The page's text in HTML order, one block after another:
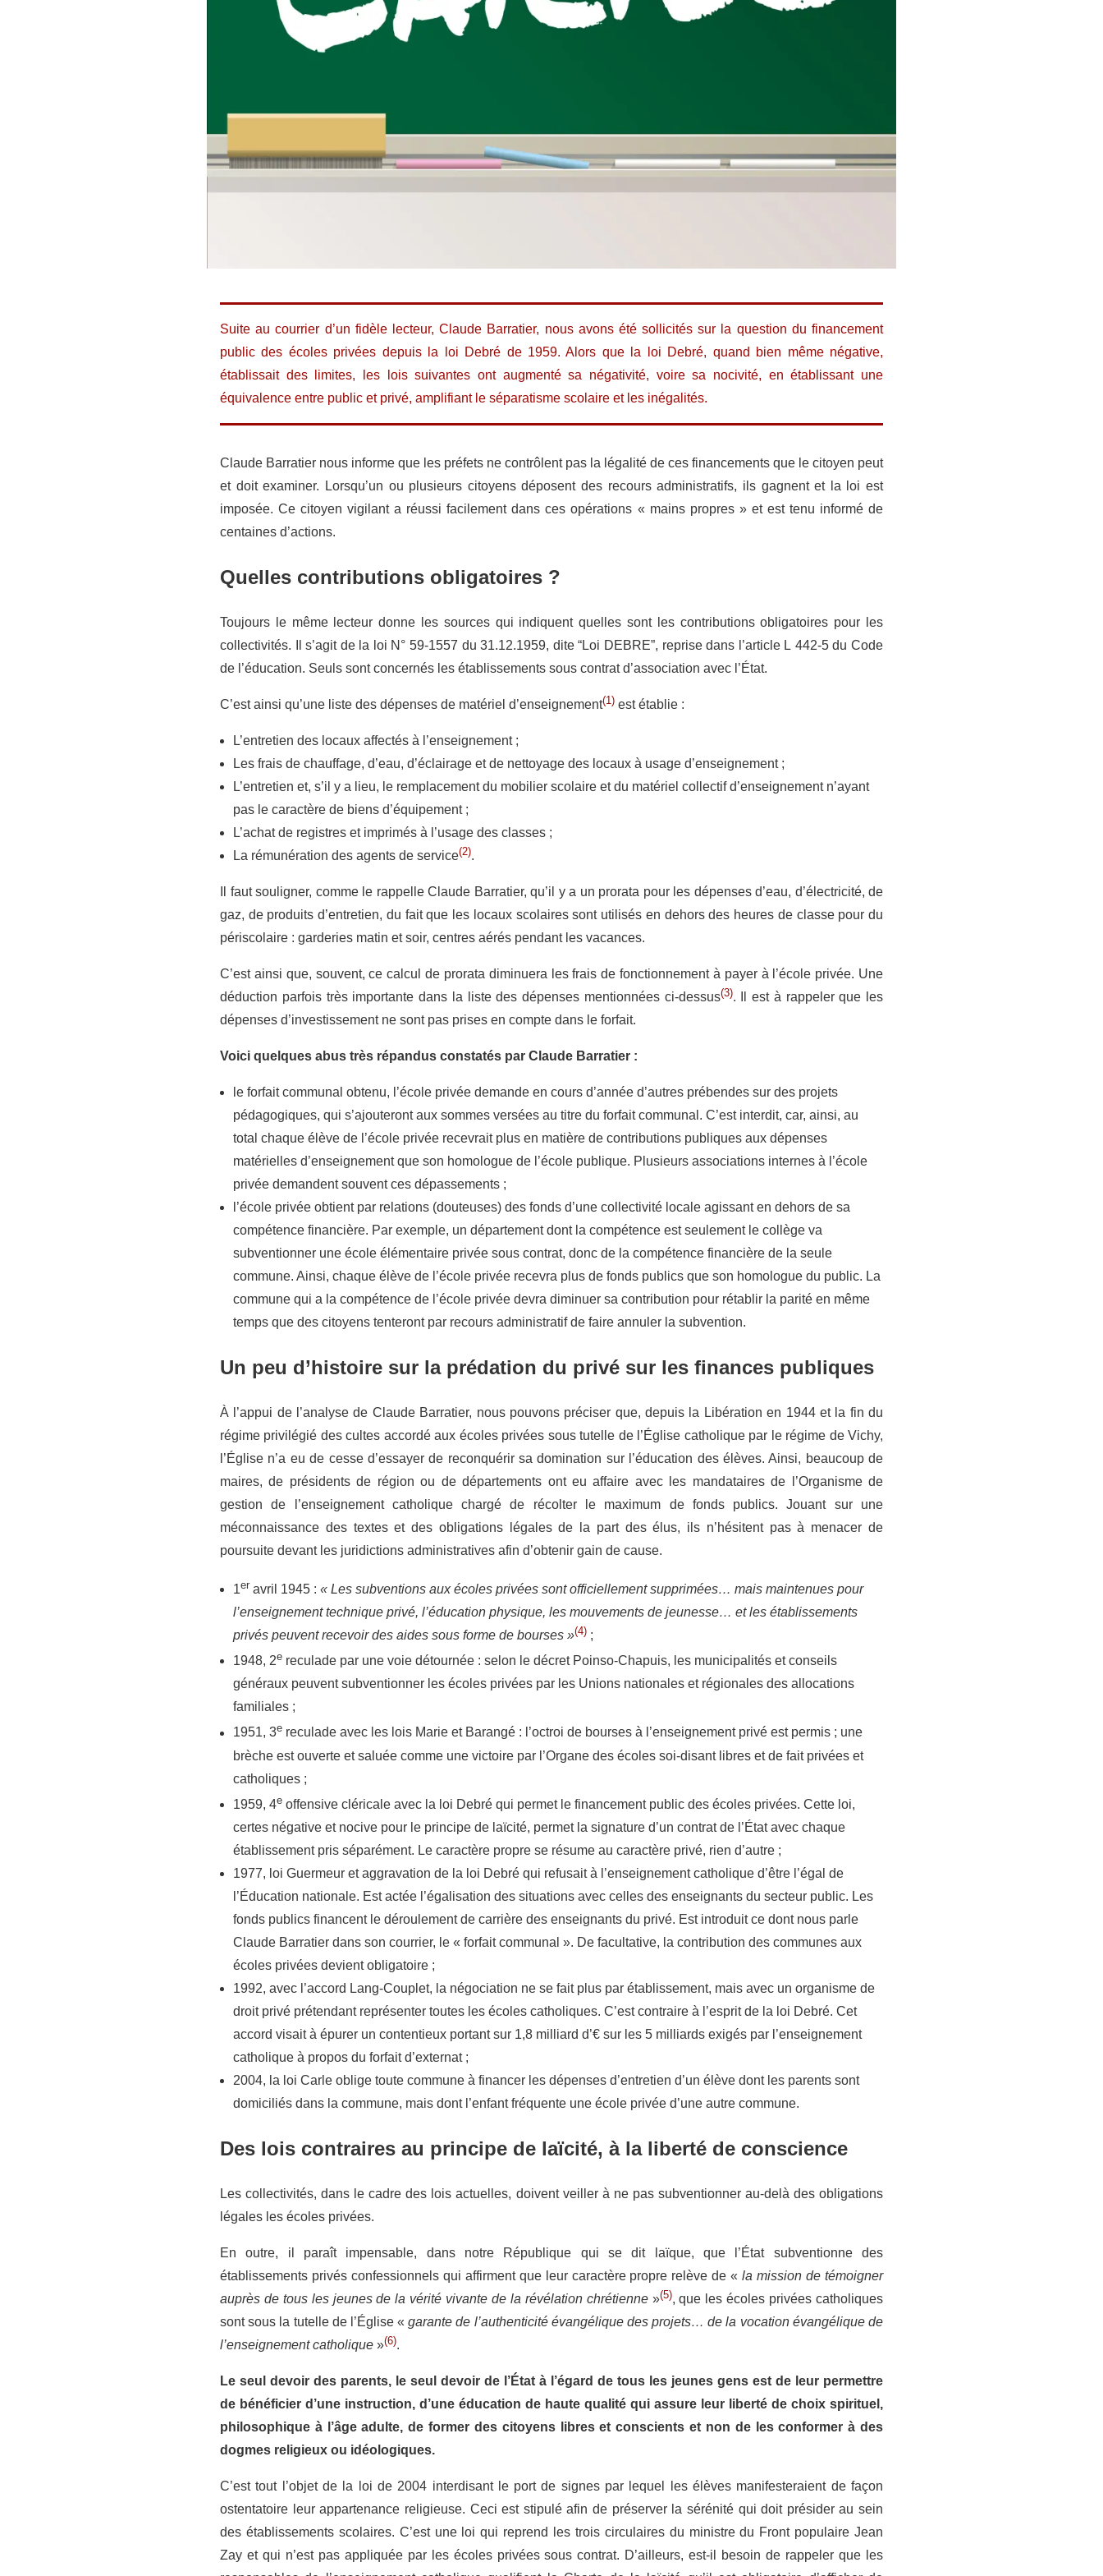
Suite au courrier d’un fidèle lecteur, Claude Barratier, nous avons été sollicités sur la question du financement
public des écoles privées depuis la loi Debré de 1959. Alors que la loi Debré, quand bien même négative,
établissait des limites, les lois suivantes ont augmenté sa négativité, voire sa nocivité, en établissant une
équivalence entre public et privé, amplifiant le séparatisme scolaire et les inégalités.
Claude Barratier nous informe que les préfets ne contrôlent pas la légalité de ces financements que le citoyen peut
et doit examiner. Lorsqu’un ou plusieurs citoyens déposent des recours administratifs, ils gagnent et la loi est
imposée. Ce citoyen vigilant a réussi facilement dans ces opérations « mains propres » et est tenu informé de
centaines d’actions.
Quelles contributions obligatoires ?
Toujours le même lecteur donne les sources qui indiquent quelles sont les contributions obligatoires pour les
collectivités. Il s’agit de la loi N° 59-1557 du 31.12.1959, dite “Loi DEBRE”, reprise dans l’article L 442-5 du Code
de l’éducation. Seuls sont concernés les établissements sous contrat d’association avec l’État.
C’est ainsi qu’une liste des dépenses de matériel d’enseignement(1) est établie :
L’entretien des locaux affectés à l’enseignement ;
Les frais de chauffage, d’eau, d’éclairage et de nettoyage des locaux à usage d’enseignement ;
L’entretien et, s’il y a lieu, le remplacement du mobilier scolaire et du matériel collectif d’enseignement n’ayant
pas le caractère de biens d’équipement ;
L’achat de registres et imprimés à l’usage des classes ;
La rémunération des agents de service(2).
Il faut souligner, comme le rappelle Claude Barratier, qu’il y a un prorata pour les dépenses d’eau, d’électricité, de
gaz, de produits d’entretien, du fait que les locaux scolaires sont utilisés en dehors des heures de classe pour du
périscolaire : garderies matin et soir, centres aérés pendant les vacances.
C’est ainsi que, souvent, ce calcul de prorata diminuera les frais de fonctionnement à payer à l’école privée. Une
déduction parfois très importante dans la liste des dépenses mentionnées ci-dessus(3). Il est à rappeler que les
dépenses d’investissement ne sont pas prises en compte dans le forfait.
Voici quelques abus très répandus constatés par Claude Barratier :
le forfait communal obtenu, l’école privée demande en cours d’année d’autres prébendes sur des projets
pédagogiques, qui s’ajouteront aux sommes versées au titre du forfait communal. C’est interdit, car, ainsi, au
total chaque élève de l’école privée recevrait plus en matière de contributions publiques aux dépenses
matérielles d’enseignement que son homologue de l’école publique. Plusieurs associations internes à l’école
privée demandent souvent ces dépassements ;
l’école privée obtient par relations (douteuses) des fonds d’une collectivité locale agissant en dehors de sa
compétence financière. Par exemple, un département dont la compétence est seulement le collège va
subventionner une école élémentaire privée sous contrat, donc de la compétence financière de la seule
commune. Ainsi, chaque élève de l’école privée recevra plus de fonds publics que son homologue du public. La
commune qui a la compétence de l’école privée devra diminuer sa contribution pour rétablir la parité en même
temps que des citoyens tenteront par recours administratif de faire annuler la subvention.
Un peu d’histoire sur la prédation du privé sur les finances publiques
À l’appui de l’analyse de Claude Barratier, nous pouvons préciser que, depuis la Libération en 1944 et la fin du
régime privilégié des cultes accordé aux écoles privées sous tutelle de l’Église catholique par le régime de Vichy,
l’Église n’a eu de cesse d’essayer de reconquérir sa domination sur l’éducation des élèves. Ainsi, beaucoup de
maires, de présidents de région ou de départements ont eu affaire avec les mandataires de l’Organisme de
gestion de l’enseignement catholique chargé de récolter le maximum de fonds publics. Jouant sur une
méconnaissance des textes et des obligations légales de la part des élus, ils n’hésitent pas à menacer de
poursuite devant les juridictions administratives afin d’obtenir gain de cause.
1er avril 1945 : « Les subventions aux écoles privées sont officiellement supprimées… mais maintenues pour
l’enseignement technique privé, l’éducation physique, les mouvements de jeunesse… et les établissements
privés peuvent recevoir des aides sous forme de bourses »(4) ;
1948, 2e reculade par une voie détournée : selon le décret Poinso-Chapuis, les municipalités et conseils
généraux peuvent subventionner les écoles privées par les Unions nationales et régionales des allocations
familiales ;
1951, 3e reculade avec les lois Marie et Barangé : l’octroi de bourses à l’enseignement privé est permis ; une
brèche est ouverte et saluée comme une victoire par l’Organe des écoles soi-disant libres et de fait privées et
catholiques ;
1959, 4e offensive cléricale avec la loi Debré qui permet le financement public des écoles privées. Cette loi,
certes négative et nocive pour le principe de laïcité, permet la signature d’un contrat de l’État avec chaque
établissement pris séparément. Le caractère propre se résume au caractère privé, rien d’autre ;
1977, loi Guermeur et aggravation de la loi Debré qui refusait à l’enseignement catholique d’être l’égal de
l’Éducation nationale. Est actée l’égalisation des situations avec celles des enseignants du secteur public. Les
fonds publics financent le déroulement de carrière des enseignants du privé. Est introduit ce dont nous parle
Claude Barratier dans son courrier, le « forfait communal ». De facultative, la contribution des communes aux
écoles privées devient obligatoire ;
1992, avec l’accord Lang-Couplet, la négociation ne se fait plus par établissement, mais avec un organisme de
droit privé prétendant représenter toutes les écoles catholiques. C’est contraire à l’esprit de la loi Debré. Cet
accord visait à épurer un contentieux portant sur 1,8 milliard d’€ sur les 5 milliards exigés par l’enseignement
catholique à propos du forfait d’externat ;
2004, la loi Carle oblige toute commune à financer les dépenses d’entretien d’un élève dont les parents sont
domiciliés dans la commune, mais dont l’enfant fréquente une école privée d’une autre commune.
Des lois contraires au principe de laïcité, à la liberté de conscience
Les collectivités, dans le cadre des lois actuelles, doivent veiller à ne pas subventionner au-delà des obligations
légales les écoles privées.
En outre, il paraît impensable, dans notre République qui se dit laïque, que l’État subventionne des
établissements privés confessionnels qui affirment que leur caractère propre relève de «la mission de témoigner
auprès de tous les jeunes de la vérité vivante de la révélation chrétienne»(5), que les écoles privées catholiques
sont sous la tutelle de l’Église «garante de l’authenticité évangélique des projets… de la vocation évangélique de
l’enseignement catholique »(6).
Le seul devoir des parents, le seul devoir de l’État à l’égard de tous les jeunes gens est de leur permettre
de bénéficier d’une instruction, d’une éducation de haute qualité qui assure leur liberté de choix spirituel,
philosophique à l’âge adulte, de former des citoyens libres et conscients et non de les conformer à des
dogmes religieux ou idéologiques.
C’est tout l’objet de la loi de 2004 interdisant le port de signes par lequel les élèves manifesteraient de façon
ostentatoire leur appartenance religieuse. Ceci est stipulé afin de préserver la sérénité qui doit présider au sein
des établissements scolaires. C’est une loi qui reprend les trois circulaires du ministre du Front populaire Jean
Zay et qui n’est pas appliquée par les écoles privées sous contrat. D’ailleurs, est-il besoin de rappeler que les